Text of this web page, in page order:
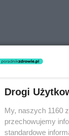
w wersji
Drogi
My, naszych 1160
przechowujemy
standardowe